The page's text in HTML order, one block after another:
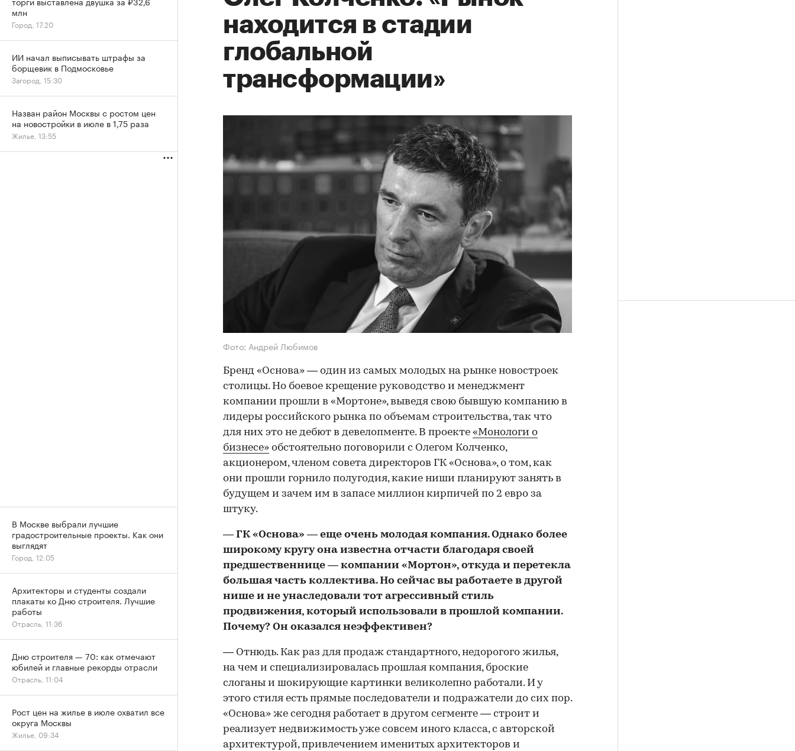
находится в стадии
глобальной
трансформации»
Фото: Андрей Любимов
Бренд «Основа» — один из самых молодых на рынке новостроек
столицы. Но боевое крещение руководство и менеджмент
компании прошли в «Мортоне», выведя свою бывшую компанию в
лидеры российского рынка по объемам строительства, так что
для них это не дебют в девелопменте. В проекте «Монологи о
бизнесе» обстоятельно поговорили с Олегом Колченко,
акционером, членом совета директоров ГК «Основа», о том, как
они прошли горнило полугодия, какие ниши планируют занять в
будущем и зачем им в запасе миллион кирпичей по 2 евро за
штуку.
— ГК «Основа» — еще очень молодая компания. Однако более
широкому кругу она известна отчасти благодаря своей
предшественнице — компании «Мортон», откуда и перетекла
большая часть коллектива. Но сейчас вы работаете в другой
нише и не унаследовали тот агрессивный стиль
продвижения, который использовали в прошлой компании.
Почему? Он оказался неэффективен?
— Отнюдь. Как раз для продаж стандартного, недорогого жилья,
на чем и специализировалась прошлая компания, броские
слоганы и шокирующие картинки великолепно работали. И у
этого стиля есть прямые последователи и подражатели до сих пор.
«Основа» же сегодня работает в другом сегменте — строит и
реализует недвижимость уже совсем иного класса, с авторской
архитектурой, привлечением именитых архитекторов и
млн
Город, 17:20
ИИ начал выписывать штрафы за
борщевик в Подмосковье
Загород, 15:30
Назван район Москвы с ростом цен
на новостройки в июле в 1,75 раза
Жилье, 13:55
В Москве выбрали лучшие
градостроительные проекты. Как они
выглядят
Город, 12:05
Архитекторы и студенты создали
плакаты ко Дню строителя. Лучшие
работы
Отрасль, 11:36
Дню строителя — 70: как отмечают
юбилей и главные рекорды отрасли
Отрасль, 11:04
Рост цен на жилье в июле охватил все
округа Москвы
Жилье, 09:34